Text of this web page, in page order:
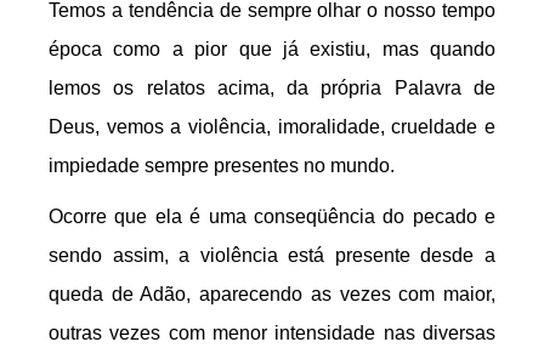
Temos a tendência de sempre olhar o nosso tempo
época como a pior que já existiu, mas quando
lemos os relatos acima, da própria Palavra de
Deus, vemos a violência, imoralidade, crueldade e
impiedade sempre presentes no mundo.
Ocorre que ela é uma conseqüência do pecado e
sendo assim, a violência está presente desde a
queda de Adão, aparecendo as vezes com maior,
outras vezes com menor intensidade nas diversas